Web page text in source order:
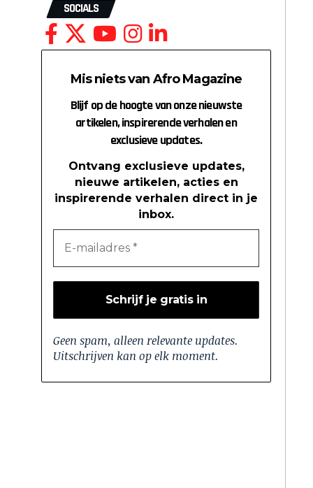
SOCIALS
Mis niets van Afro Magazine
Blijf op de hoogte van onze nieuwste
artikelen, inspirerende verhalen en
exclusieve updates.
Ontvang exclusieve updates,
nieuwe artikelen, acties en
inspirerende verhalen direct in je
inbox.
Geen spam, alleen relevante updates.
Uitschrijven kan op elk moment.